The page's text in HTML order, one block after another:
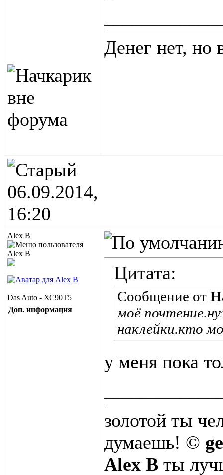
Денег нет, но
06.09.2014,
16:20
Alex B
Das Auto - ХС90Т5
Доп. информация
Цитата:
Сообщение от
моё
наклейки.кто
у меня пока
золотой ты
думаешь! ©
Alex B ты